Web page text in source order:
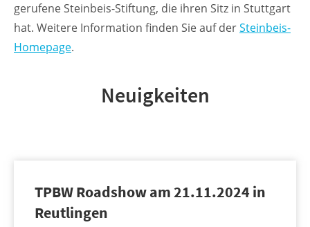
gerufene Steinbeis-Stiftung, die ihren Sitz in Stuttgart
hat. Weitere Information finden Sie auf derSteinbeis-
Homepage.
Neuigkeiten
TPBW Roadshow am 21.11.2024 in
Reutlingen